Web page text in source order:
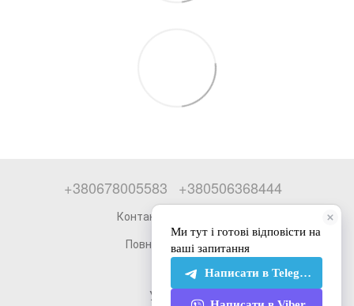
+380678005583 +380506368444
Контактна інформація
Повна версія сайту
© 2026
Укр Рус